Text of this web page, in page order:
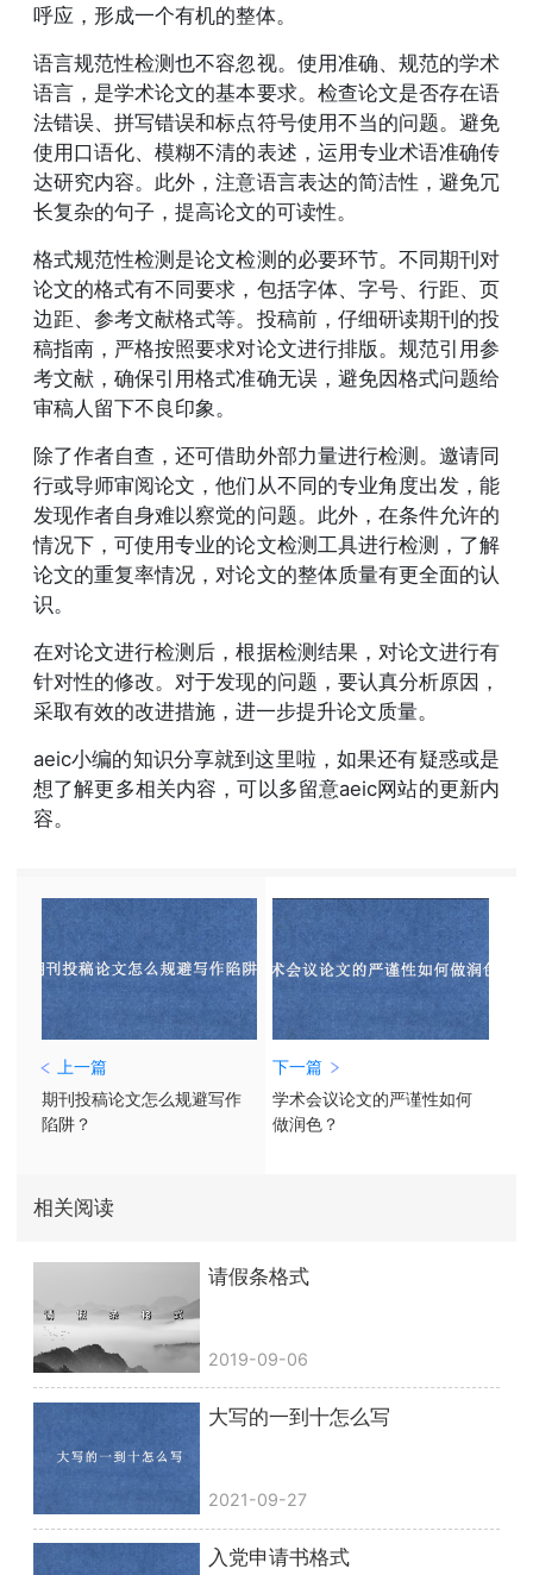
呼应，形成一个有机的整体。
语言规范性检测也不容忽视。使用准确、规范的学术
语言，是学术论文的基本要求。检查论文是否存在语
法错误、拼写错误和标点符号使用不当的问题。避免
使用口语化、模糊不清的表述，运用专业术语准确传
达研究内容。此外，注意语言表达的简洁性，避免冗
长复杂的句子，提高论文的可读性。
格式规范性检测是论文检测的必要环节。不同期刊对
论文的格式有不同要求，包括字体、字号、行距、页
边距、参考文献格式等。投稿前，仔细研读期刊的投
稿指南，严格按照要求对论文进行排版。规范引用参
考文献，确保引用格式准确无误，避免因格式问题给
审稿人留下不良印象。
除了作者自查，还可借助外部力量进行检测。邀请同
行或导师审阅论文，他们从不同的专业角度出发，能
发现作者自身难以察觉的问题。此外，在条件允许的
情况下，可使用专业的论文检测工具进行检测，了解
论文的重复率情况，对论文的整体质量有更全面的认
识。
在对论文进行检测后，根据检测结果，对论文进行有
针对性的修改。对于发现的问题，要认真分析原因，
采取有效的改进措施，进一步提升论文质量。
aeic小编的知识分享就到这里啦，如果还有疑惑或是
想了解更多相关内容，可以多留意aeic网站的更新内
容。
上一篇
期刊投稿论文怎么规避写作
陷阱？
下一篇
学术会议论文的严谨性如何
做润色？
相关阅读
请假条格式
2019-09-06
大写的一到十怎么写
2021-09-27
入党申请书格式